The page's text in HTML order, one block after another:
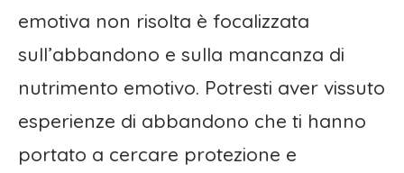
emotiva non risolta è focalizzata
sull’abbandono e sulla mancanza di
nutrimento emotivo. Potresti aver vissuto
esperienze di abbandono che ti hanno
portato a cercare protezione e